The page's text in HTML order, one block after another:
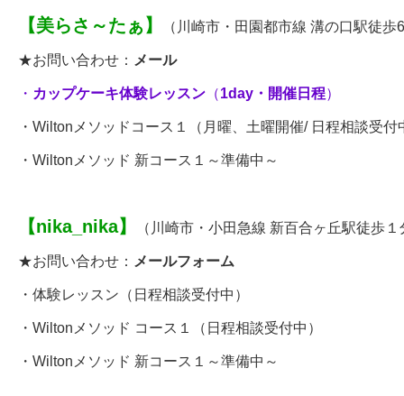
【美らさ～たぁ 】 （川崎市・田園都市線 溝の口駅徒歩
★お問い合わせ： メール
・ カップケーキ体験レッスン （1day ・開催日程）
・ Wiltonメソッドコース１ （ 月曜、土曜開催/ 日程相談受付
・Wiltonメソッド 新コース１～準備中～
【nika_nika】 （川崎市・小田急線 新百合ヶ丘駅徒歩１
★お問い合わせ： メールフォーム
・ 体験レッスン （日程相談受付中）
・ Wiltonメソッド コース１ （日程相談受付中）
・Wiltonメソッド 新コース１～準備中～